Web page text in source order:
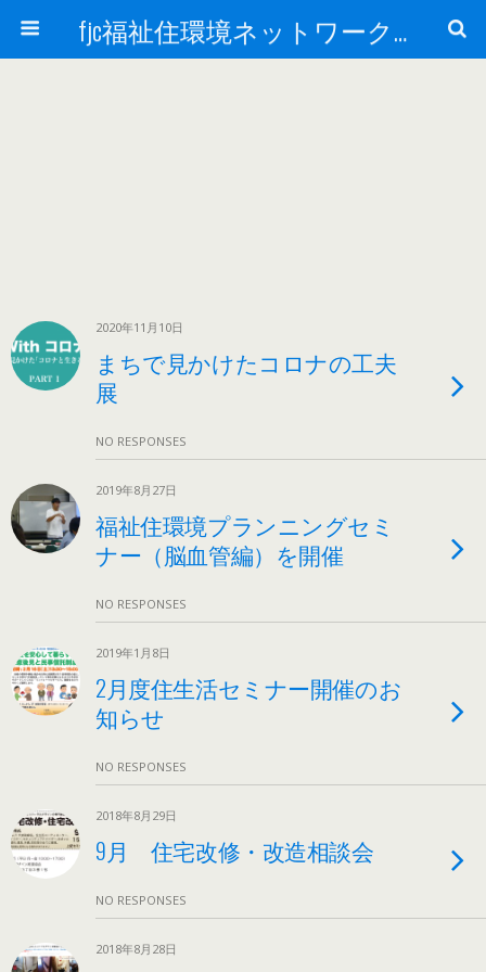
fjc福祉住環境ネットワーク会議
2020年11月10日
まちで見かけたコロナの工夫
展
NO RESPONSES
2019年8月27日
福祉住環境プランニングセミ
ナー（脳血管編）を開催
NO RESPONSES
2019年1月8日
2月度住生活セミナー開催のお
知らせ
NO RESPONSES
2018年8月29日
9月 住宅改修・改造相談会
NO RESPONSES
2018年8月28日